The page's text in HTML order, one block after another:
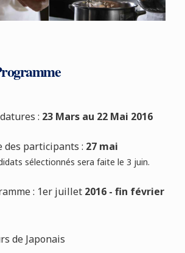
: 23 Mars au 22 Mai 2016
des participants : 27 mai
sélectionnés sera faite le 3 juin.
: 1er juillet2016 - fin février
de Japonais